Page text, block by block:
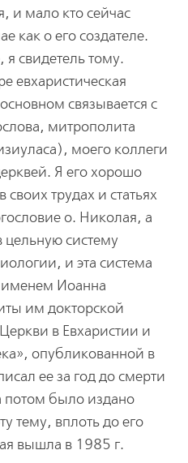
и мало кто сейчас
как о его создателе.
свидетель тому.
евхаристическая
связывается с
митрополита
моего коллеги
Я его хорошо
своих трудах и статьях
о. Николая, а
цельную систему
и эта система
именем Иоанна
им докторской
в Евхаристии и
опубликованной в
ее за год до смерти
потом было издано
тему, вплоть до его
вышла в 1985 г.